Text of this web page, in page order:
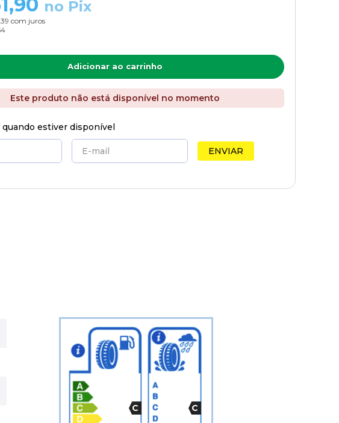
no Pix
com juros
Adicionar ao carrinho
Este produto não está disponível no momento
quando estiver disponível
ENVIAR
C
C